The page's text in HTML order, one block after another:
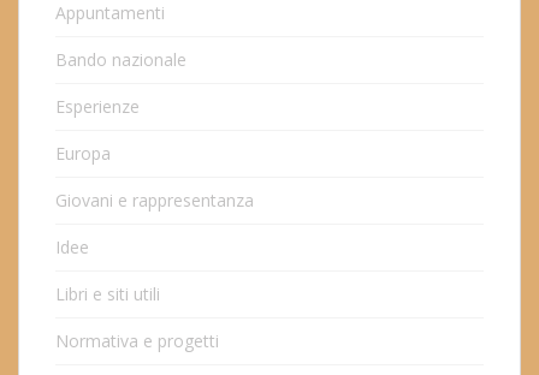
Appuntamenti
Bando nazionale
Esperienze
Europa
Giovani e rappresentanza
Idee
Libri e siti utili
Normativa e progetti